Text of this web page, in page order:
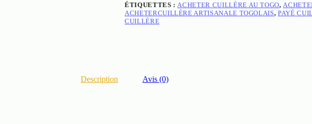
ÉTIQUETTES : ACHETER CUILLÈRE AU TOGO,
ACHETERCUILLÈRE ARTISANALE TOGOLAIS,PAYÉ
CUILLÈRE
Description Avis (0)